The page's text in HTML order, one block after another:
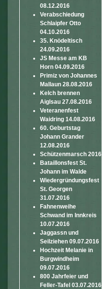
08.12.2016
Verabschiedung
Schlaipfer Otto
04.10.2016
35. Knödeltisch
24.09.2016
JS Messe am KB
Horn 04.09.2016
Primiz von Johannes
Mallaun 28.08.2016
Kelch brennen
Aiglsau 27.08.2016
Veteranenfest
Waidring 14.08.2016
60. Geburtstag
Johann Grander
12.08.2016
Schützenmarsch 2016
Bataillonsfest St.
Johann im Walde
Wiedergründungsfest
St. Georgen
31.07.2016
Fahnenweihe
Schwand im Innkreis
10.07.2016
Jaggassn und
Seilziehen 09.07.2016
Hochzeit Melanie in
Burgwindheim
09.07.2016
800 Jahrfeier und
Feller-Tafel 03.07.2016